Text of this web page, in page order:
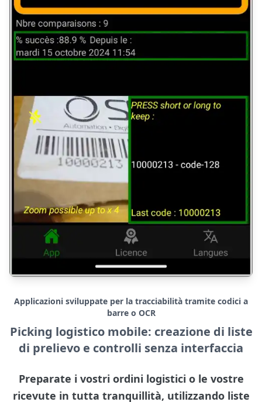
Applicazioni sviluppate per la tracciabilità tramite codici a
barre o OCR
Picking logistico mobile: creazione di liste
di prelievo e controlli senza interfaccia
Preparate i vostri ordini logistici o le vostre
ricevute in tutta tranquillità, utilizzando liste